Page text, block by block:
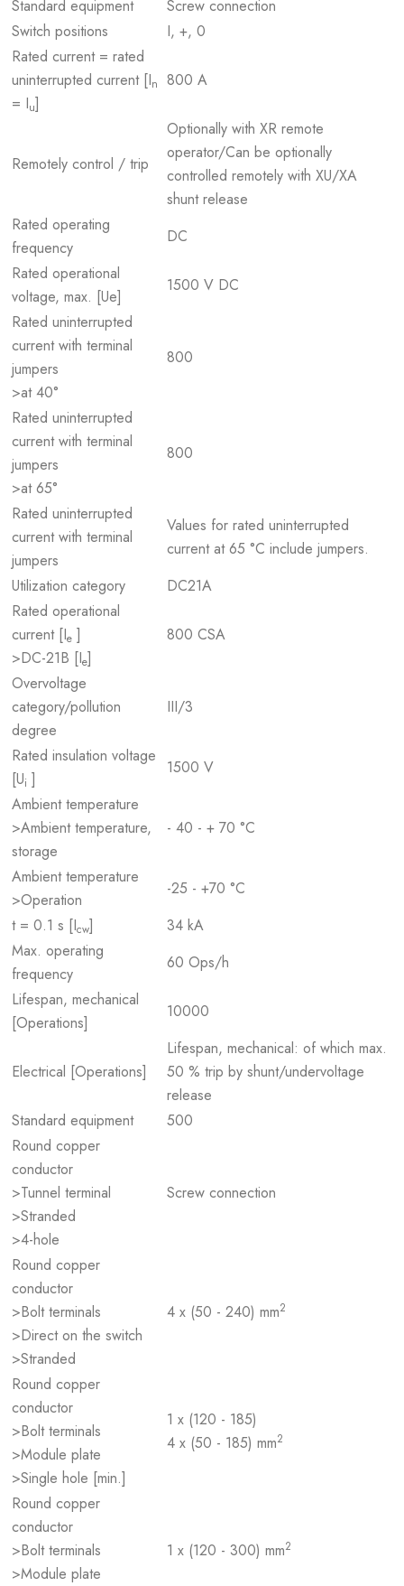
Standard equipment
Screw connection
Switch positions
I, +, 0
Rated current = rated
uninterrupted current [In
= Iu]
800 A
Remotely control / trip
Optionally with XR remote
operator/Can be optionally
controlled remotely with XU/XA
shunt release
Rated operating
frequency
DC
Rated operational
voltage, max. [Ue]
1500 V DC
Rated uninterrupted
current with terminal
jumpers
>at 40°
800
Rated uninterrupted
current with terminal
jumpers
>at 65°
800
Rated uninterrupted
current with terminal
jumpers
Values for rated uninterrupted
current at 65 °C include jumpers.
Utilization category
DC21A
Rated operational
current [Ie ]
>DC-21B [Ie]
800 CSA
Overvoltage
category/pollution
degree
III/3
Rated insulation voltage
[Ui ]
1500 V
Ambient temperature
>Ambient temperature,
storage
- 40 - + 70 °C
Ambient temperature
>Operation
-25 - +70 °C
t = 0.1 s [Icw]
34 kA
Max. operating
frequency
60 Ops/h
Lifespan, mechanical
[Operations]
10000
Electrical [Operations]
Lifespan, mechanical: of which max.
50 % trip by shunt/undervoltage
release
Standard equipment
500
Round copper
conductor
>Tunnel terminal
>Stranded
>4-hole
Screw connection
Round copper
conductor
>Bolt terminals
>Direct on the switch
>Stranded
4 x (50 - 240) mm2
Round copper
conductor
>Bolt terminals
>Module plate
>Single hole [min.]
1 x (120 - 185)
4 x (50 - 185) mm2
Round copper
conductor
>Bolt terminals
>Module plate
1 x (120 - 300) mm2